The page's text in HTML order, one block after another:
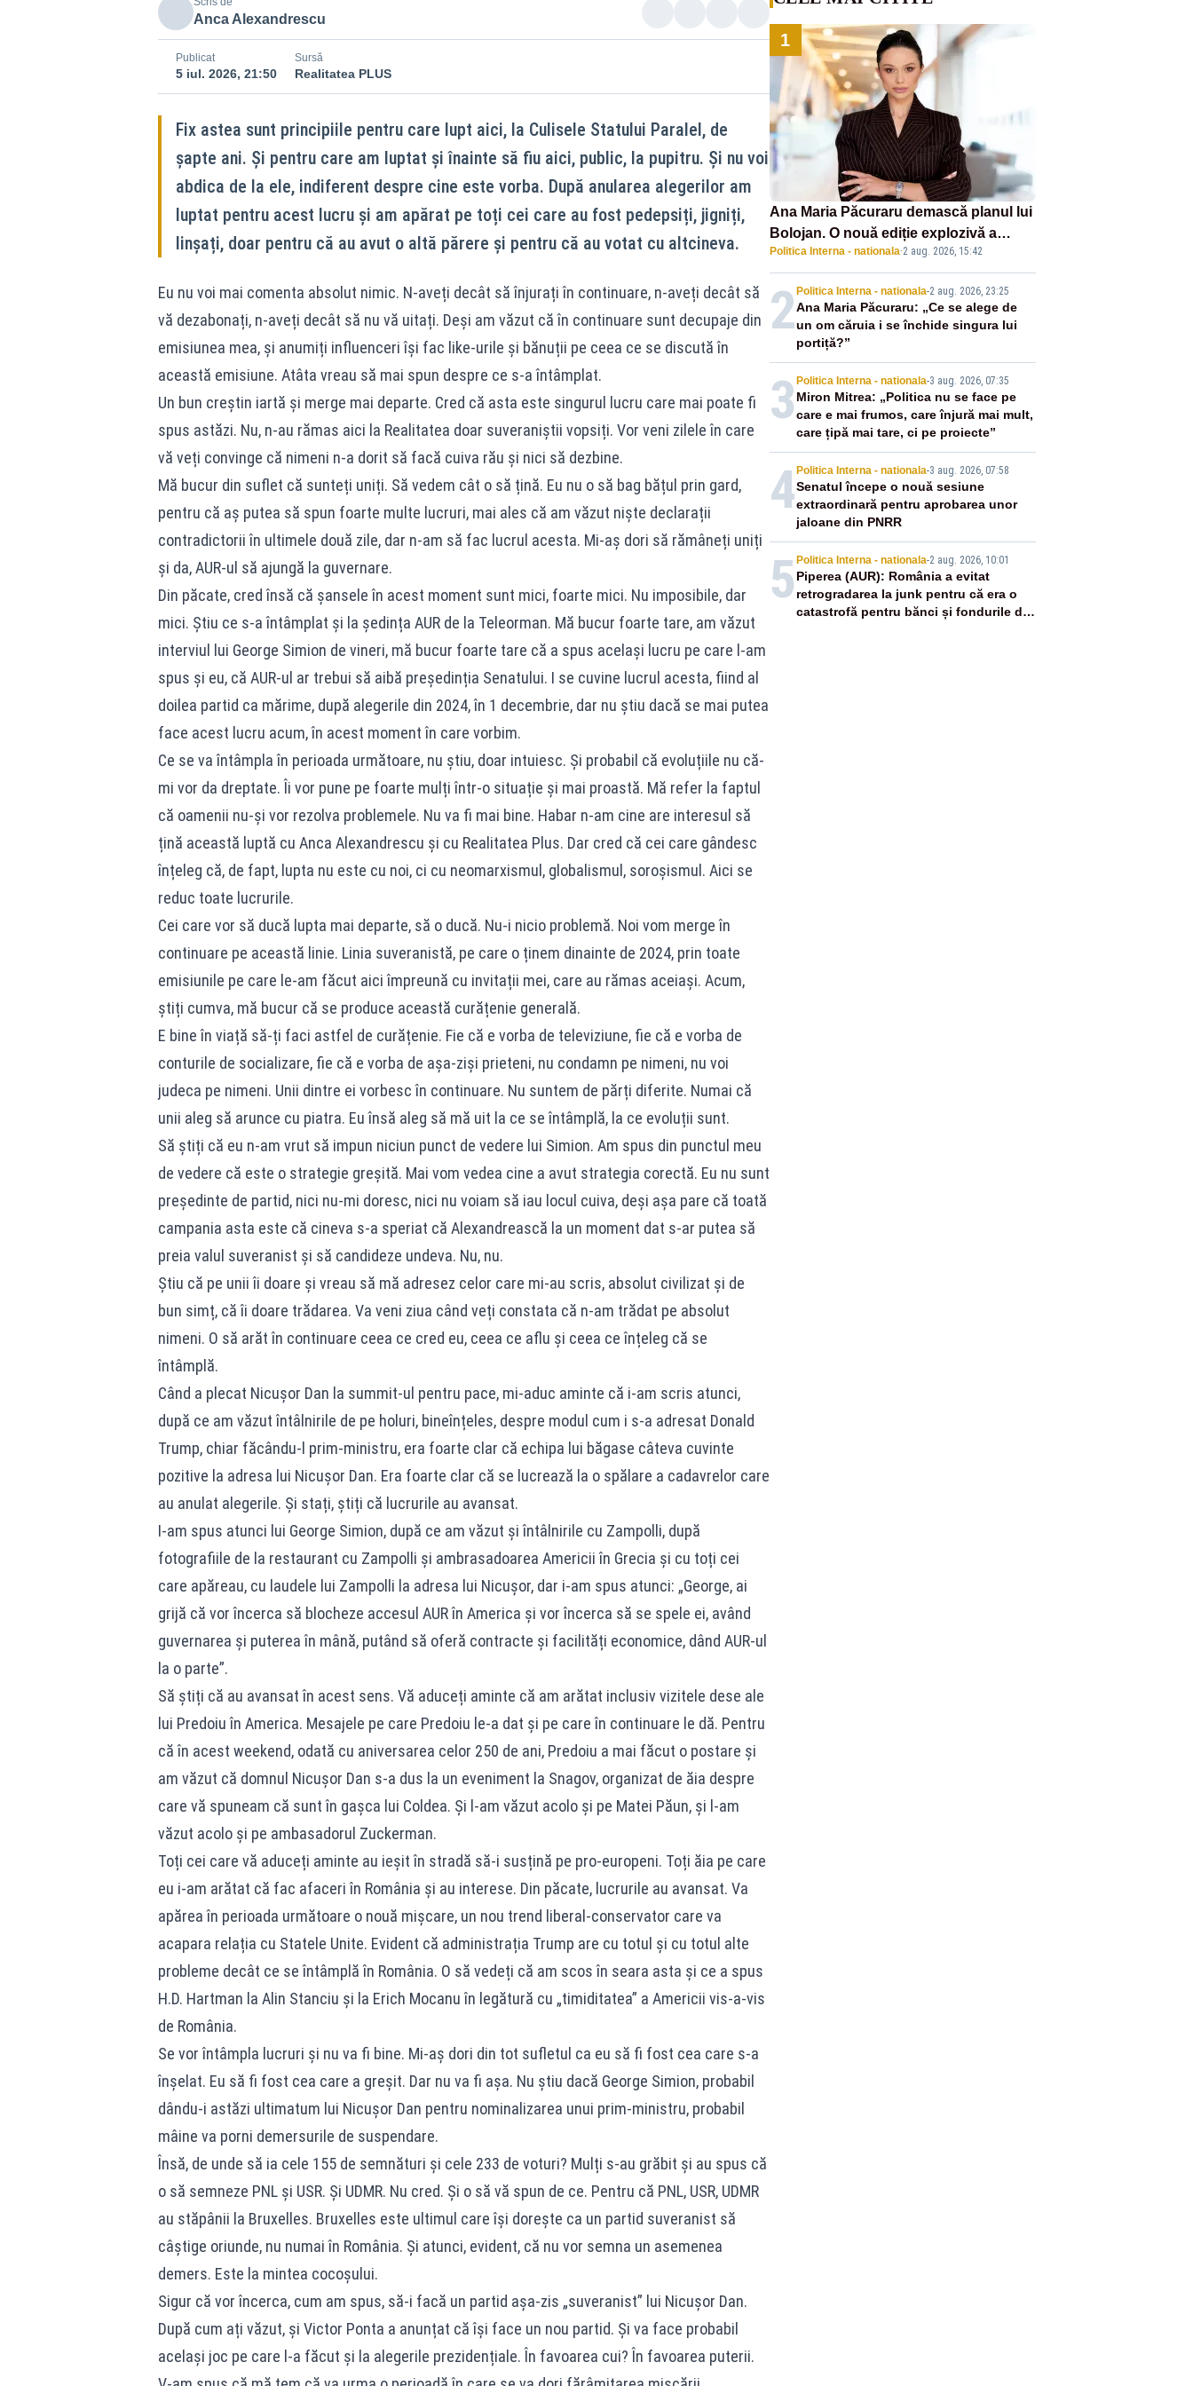
Anca Alexandrescu
Publicat
5 iul. 2026, 21:50
Sursă
Realitatea PLUS
Fix astea sunt principiile pentru care lupt aici, la Culisele Statului Paralel, de
șapte ani. Și pentru care am luptat și înainte să fiu aici, public, la pupitru. Și nu voi
abdica de la ele, indiferent despre cine este vorba. După anularea alegerilor am
luptat pentru acest lucru și am apărat pe toți cei care au fost pedepsiți, jigniți,
linșați, doar pentru că au avut o altă părere și pentru că au votat cu altcineva.
Eu nu voi mai comenta absolut nimic. N-aveți decât să înjurați în continuare, n-aveți decât să
vă dezabonați, n-aveți decât să nu vă uitați. Deși am văzut că în continuare sunt decupaje din
emisiunea mea, și anumiți influenceri își fac like-urile și bănuții pe ceea ce se discută în
această emisiune. Atâta vreau să mai spun despre ce s-a întâmplat.
Un bun creștin iartă și merge mai departe. Cred că asta este singurul lucru care mai poate fi
spus astăzi. Nu, n-au rămas aici la Realitatea doar suveraniștii vopsiți. Vor veni zilele în care
vă veți convinge că nimeni n-a dorit să facă cuiva rău și nici să dezbine.
Mă bucur din suflet că sunteți uniți. Să vedem cât o să țină. Eu nu o să bag bățul prin gard,
pentru că aș putea să spun foarte multe lucruri, mai ales că am văzut niște declarații
contradictorii în ultimele două zile, dar n-am să fac lucrul acesta. Mi-aș dori să rămâneți uniți
și da, AUR-ul să ajungă la guvernare.
Din păcate, cred însă că șansele în acest moment sunt mici, foarte mici. Nu imposibile, dar
mici. Știu ce s-a întâmplat și la ședința AUR de la Teleorman. Mă bucur foarte tare, am văzut
interviul lui George Simion de vineri, mă bucur foarte tare că a spus același lucru pe care l-am
spus și eu, că AUR-ul ar trebui să aibă președinția Senatului. I se cuvine lucrul acesta, fiind al
doilea partid ca mărime, după alegerile din 2024, în 1 decembrie, dar nu știu dacă se mai putea
face acest lucru acum, în acest moment în care vorbim.
Ce se va întâmpla în perioada următoare, nu știu, doar intuiesc. Și probabil că evoluțiile nu că-
mi vor da dreptate. Îi vor pune pe foarte mulți într-o situație și mai proastă. Mă refer la faptul
că oamenii nu-și vor rezolva problemele. Nu va fi mai bine. Habar n-am cine are interesul să
țină această luptă cu Anca Alexandrescu și cu Realitatea Plus. Dar cred că cei care gândesc
înțeleg că, de fapt, lupta nu este cu noi, ci cu neomarxismul, globalismul, soroșismul. Aici se
reduc toate lucrurile.
Cei care vor să ducă lupta mai departe, să o ducă. Nu-i nicio problemă. Noi vom merge în
continuare pe această linie. Linia suveranistă, pe care o ținem dinainte de 2024, prin toate
emisiunile pe care le-am făcut aici împreună cu invitații mei, care au rămas aceiași. Acum,
știți cumva, mă bucur că se produce această curățenie generală.
E bine în viață să-ți faci astfel de curățenie. Fie că e vorba de televiziune, fie că e vorba de
conturile de socializare, fie că e vorba de așa-ziși prieteni, nu condamn pe nimeni, nu voi
judeca pe nimeni. Unii dintre ei vorbesc în continuare. Nu suntem de părți diferite. Numai că
unii aleg să arunce cu piatra. Eu însă aleg să mă uit la ce se întâmplă, la ce evoluții sunt.
Să știți că eu n-am vrut să impun niciun punct de vedere lui Simion. Am spus din punctul meu
de vedere că este o strategie greșită. Mai vom vedea cine a avut strategia corectă. Eu nu sunt
președinte de partid, nici nu-mi doresc, nici nu voiam să iau locul cuiva, deși așa pare că toată
campania asta este că cineva s-a speriat că Alexandrească la un moment dat s-ar putea să
preia valul suveranist și să candideze undeva. Nu, nu.
Știu că pe unii îi doare și vreau să mă adresez celor care mi-au scris, absolut civilizat și de
bun simț, că îi doare trădarea. Va veni ziua când veți constata că n-am trădat pe absolut
nimeni. O să arăt în continuare ceea ce cred eu, ceea ce aflu și ceea ce înțeleg că se
întâmplă.
Când a plecat Nicușor Dan la summit-ul pentru pace, mi-aduc aminte că i-am scris atunci,
după ce am văzut întâlnirile de pe holuri, bineînțeles, despre modul cum i s-a adresat Donald
Trump, chiar făcându-l prim-ministru, era foarte clar că echipa lui băgase câteva cuvinte
pozitive la adresa lui Nicușor Dan. Era foarte clar că se lucrează la o spălare a cadavrelor care
au anulat alegerile. Și stați, știți că lucrurile au avansat.
I-am spus atunci lui George Simion, după ce am văzut și întâlnirile cu Zampolli, după
fotografiile de la restaurant cu Zampolli și ambrasadoarea Americii în Grecia și cu toți cei
care apăreau, cu laudele lui Zampolli la adresa lui Nicușor, dar i-am spus atunci: „George, ai
grijă că vor încerca să blocheze accesul AUR în America și vor încerca să se spele ei, având
guvernarea și puterea în mână, putând să oferă contracte și facilități economice, dând AUR-ul
la o parte”.
Să știți că au avansat în acest sens. Vă aduceți aminte că am arătat inclusiv vizitele dese ale
lui Predoiu în America. Mesajele pe care Predoiu le-a dat și pe care în continuare le dă. Pentru
că în acest weekend, odată cu aniversarea celor 250 de ani, Predoiu a mai făcut o postare și
am văzut că domnul Nicușor Dan s-a dus la un eveniment la Snagov, organizat de ăia despre
care vă spuneam că sunt în gașca lui Coldea. Și l-am văzut acolo și pe Matei Păun, și l-am
văzut acolo și pe ambasadorul Zuckerman.
Toți cei care vă aduceți aminte au ieșit în stradă să-i susțină pe pro-europeni. Toți ăia pe care
eu i-am arătat că fac afaceri în România și au interese. Din păcate, lucrurile au avansat. Va
apărea în perioada următoare o nouă mișcare, un nou trend liberal-conservator care va
acapara relația cu Statele Unite. Evident că administrația Trump are cu totul și cu totul alte
probleme decât ce se întâmplă în România. O să vedeți că am scos în seara asta și ce a spus
H.D. Hartman la Alin Stanciu și la Erich Mocanu în legătură cu „timiditatea” a Americii vis-a-vis
de România.
Se vor întâmpla lucruri și nu va fi bine. Mi-aș dori din tot sufletul ca eu să fi fost cea care s-a
înșelat. Eu să fi fost cea care a greșit. Dar nu va fi așa. Nu știu dacă George Simion, probabil
dându-i astăzi ultimatum lui Nicușor Dan pentru nominalizarea unui prim-ministru, probabil
mâine va porni demersurile de suspendare.
Însă, de unde să ia cele 155 de semnături și cele 233 de voturi? Mulți s-au grăbit și au spus că
o să semneze PNL și USR. Și UDMR. Nu cred. Și o să vă spun de ce. Pentru că PNL, USR, UDMR
au stăpânii la Bruxelles. Bruxelles este ultimul care își dorește ca un partid suveranist să
câștige oriunde, nu numai în România. Și atunci, evident, că nu vor semna un asemenea
demers. Este la mintea cocoșului.
Sigur că vor încerca, cum am spus, să-i facă un partid așa-zis „suveranist” lui Nicușor Dan.
După cum ați văzut, și Victor Ponta a anunțat că își face un nou partid. Și va face probabil
același joc pe care l-a făcut și la alegerile prezidențiale. În favoarea cui? În favoarea puterii.
1
Ana Maria Păcuraru demască planul lui
Bolojan. O nouă ediție explozivă a
emisiunii „Miza Zilei” la Realitatea
PLUS
Politica Interna - nationala·2 aug. 2026, 15:42
2 Politica Interna - nationala-2 aug. 2026, 23:25
Ana Maria Păcuraru: „Ce se alege de
un om căruia i se închide singura lui
portiță?”
3 Politica Interna - nationala-3 aug. 2026, 07:35
Miron Mitrea: „Politica nu se face pe
care e mai frumos, care înjură mai mult,
care țipă mai tare, ci pe proiecte”
4 Politica Interna - nationala-3 aug. 2026, 07:58
Senatul începe o nouă sesiune
extraordinară pentru aprobarea unor
jaloane din PNRR
5 Politica Interna - nationala-2 aug. 2026, 10:01
Piperea (AUR): România a evitat
retrogradarea la junk pentru că era o
catastrofă pentru bănci și fondurile de